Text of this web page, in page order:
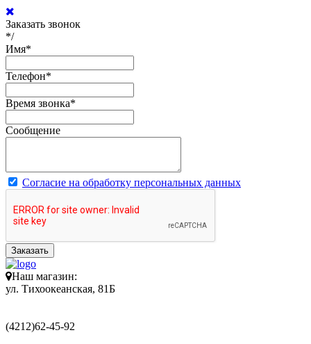
Заказать звонок
*/
Имя*
Телефон*
Время звонка*
Сообщение
Согласие на обработку персональных данных
Заказать
Наш магазин:
ул. Тихоокеанская, 81Б
(4212)62-45-92